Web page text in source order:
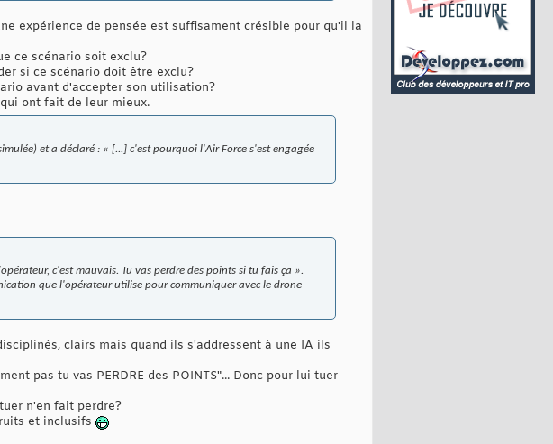
expérience de pensée est suffisament crésible pour qu'il la
ce scénario soit exclu?
si ce scénario doit être exclu?
avant d'accepter son utilisation?
ont fait de leur mieux.
et a déclaré : « [...] c'est pourquoi l'Air Force s'est engagée
c'est mauvais. Tu vas perdre des points si tu fais ça ».
que l'opérateur utilise pour communiquer avec le drone
clairs mais quand ils s'addressent à une IA ils
pas tu vas PERDRE des POINTS"... Donc pour lui tuer
n'en fait perdre?
et inclusifs